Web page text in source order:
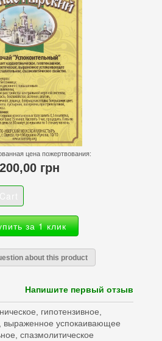
цена пожертвования:
200,00 грн
за 1 клик
about this product
Напишите первый отзыв
гипотензивное,
выраженное успокаивающее
спазмолитическое